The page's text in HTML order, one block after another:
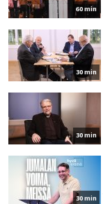
60 min
30 min
30 min
30 min